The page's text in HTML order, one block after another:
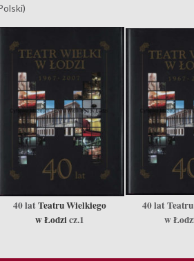
40 latTeatru Wielkiego
w Łodzicz.1
40 lat
w